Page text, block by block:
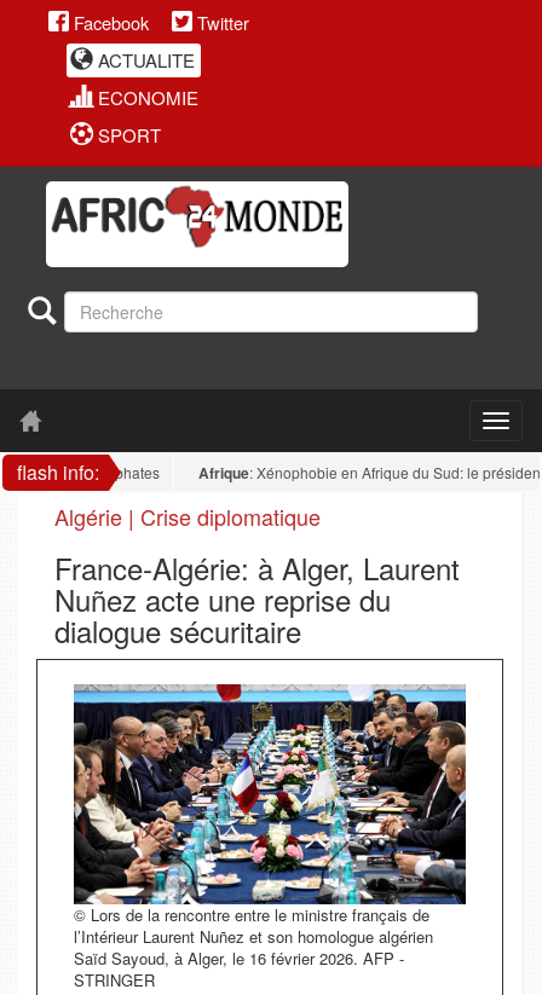
Facebook
Twitter
ACTUALITE
ECONOMIE
SPORT
flash info:
phosphates Afrique: Xénophobie en Afrique du Sud: le président
Algérie | Crise diplomatique
France-Algérie: à Alger, Laurent
Nuñez acte une reprise du
dialogue sécuritaire
© Lors de la rencontre entre le ministre français de
l’Intérieur Laurent Nuñez et son homologue algérien
Saïd Sayoud, à Alger, le 16 février 2026. AFP -
STRINGER